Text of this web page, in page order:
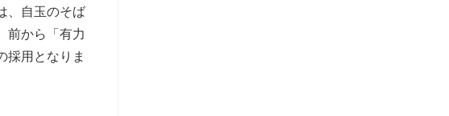
、自玉のそば
前から「有力
採用となりま